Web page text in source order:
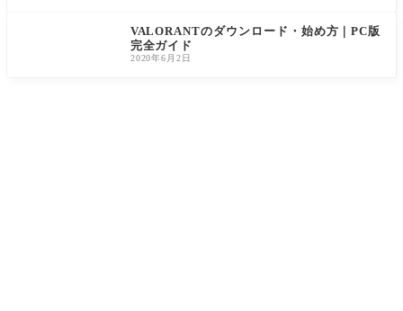
VALORANTのダウンロード・始め方｜PC版
完全ガイド
2020年6月2日